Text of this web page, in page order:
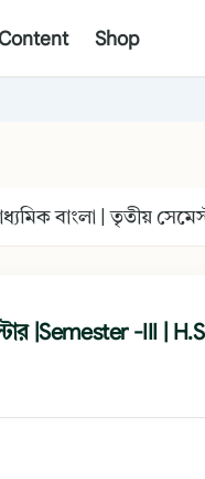
Shop
|Semester -III |